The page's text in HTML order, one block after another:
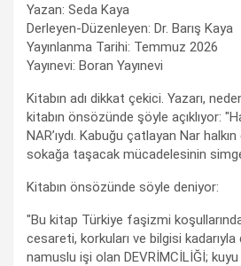
Yazan: Seda Kaya
Derleyen-Düzenleyen: Dr. Barış Kaya
Yayınlanma Tarihi: Temmuz 2026
Yayınevi: Boran Yayınevi
Kitabın adı dikkat çekici. Yazarı,
kitabın önsözünde şöyle açıklıyor:
NAR’ıydı. Kabuğu çatlayan Nar
sokağa taşacak mücadelesinin
Kitabın önsözünde söyle deniyor:
"Bu kitap Türkiye faşizmi
cesareti, korkuları ve bilgisi kadarıyla
namuslu işi olan DEVRİMCİLİĞİ;